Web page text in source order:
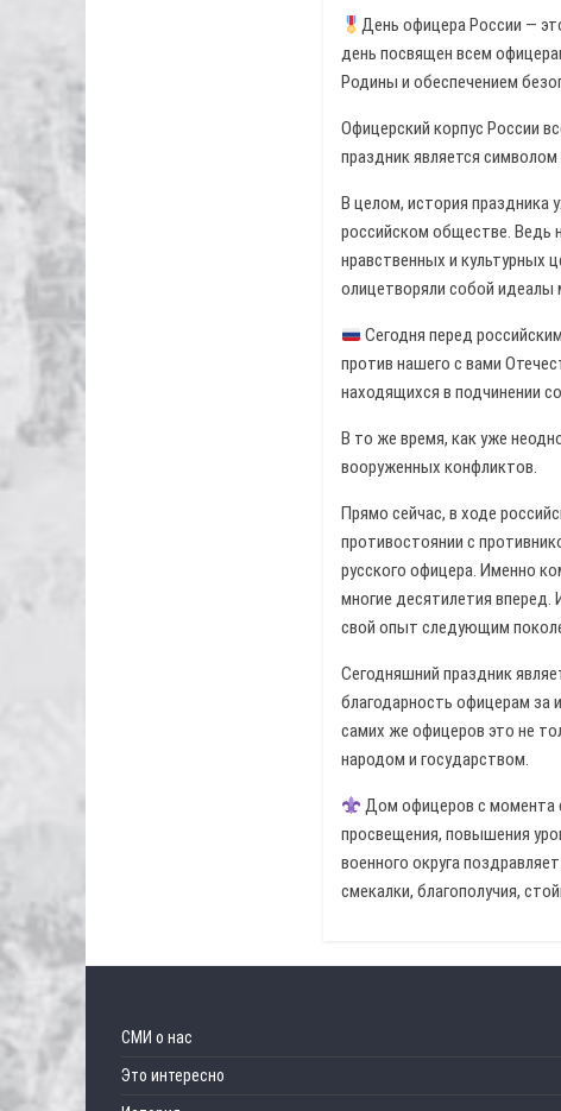
День офицера России —
день посвящен всем
Родины и обеспечением
Офицерский корпус России
праздник является
В целом, история праздника
российском обществе. Ведь
нравственных и культурных
олицетворяли собой идеалы
Сегодня перед
против нашего с вами
находящихся в подчинении
В то же время, как уже
вооруженных конфликтов.
Прямо сейчас, в ходе
противостоянии с
русского офицера. Именно
многие десятилетия
свой опыт следующим
Сегодняшний праздник
благодарность офицерам за
самих же офицеров это не
народом и государством.
Дом офицеров с момента
просвещения, повышения
военного округа
смекалки, благополучия,
СМИ о нас
Это интересно